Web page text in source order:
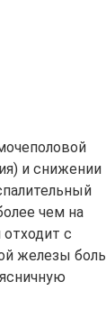
и снижении
чем на
с
железы боль